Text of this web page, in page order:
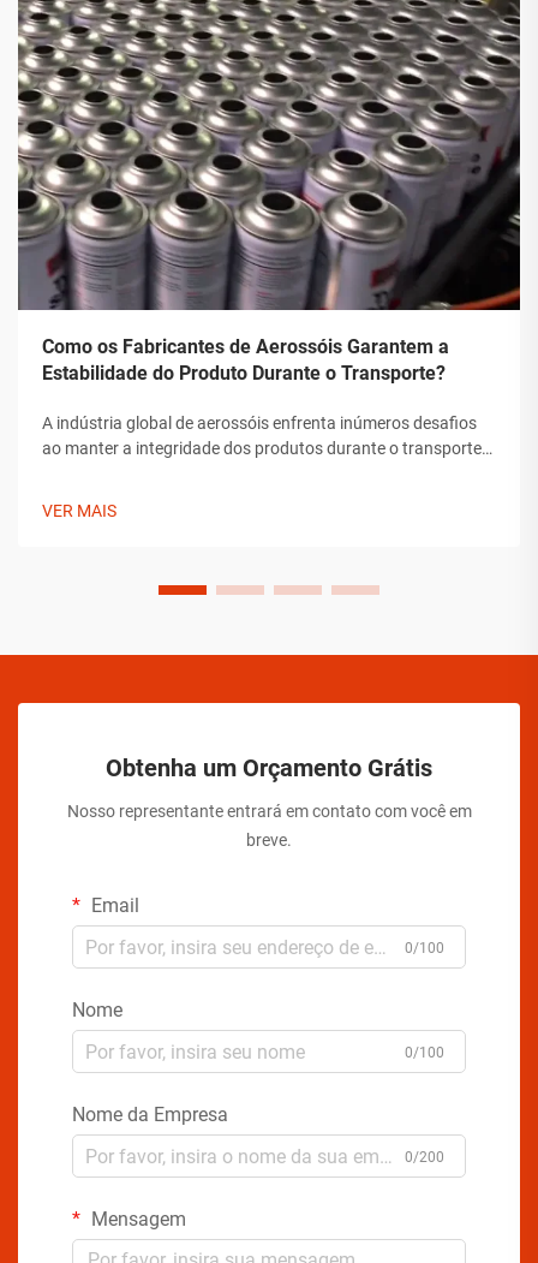
Como os Fabricantes de Aerossóis Garantem a
Estabilidade do Produto Durante o Transporte?
A indústria global de aerossóis enfrenta inúmeros desafios
ao manter a integridade dos produtos durante o transporte.
VER MAIS
Obtenha um Orçamento Grátis
Nosso representante entrará em contato com você em
breve.
Email
0/100
Nome
0/100
Nome da Empresa
0/200
Mensagem